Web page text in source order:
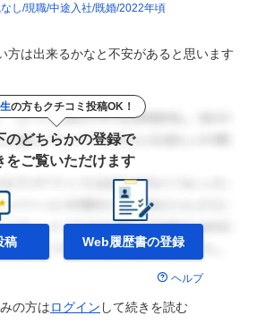
し 現職 中途入社 既婚 2022年頃
方は出来るかなと不安があると思います
の方もクチコミ投稿OK！
のどちらかの登録で
をご覧いただけます
稿 Web履歴書の登録
ヘルプ
の方はログイン して続きを読む